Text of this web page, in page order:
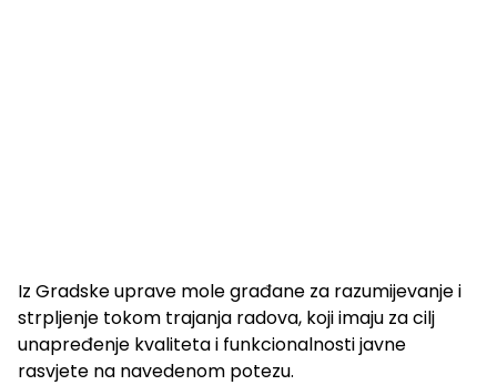
Iz Gradske uprave mole građane za razumijevanje i
strpljenje tokom trajanja radova, koji imaju za cilj
unapređenje kvaliteta i funkcionalnosti javne
rasvjete na navedenom potezu.